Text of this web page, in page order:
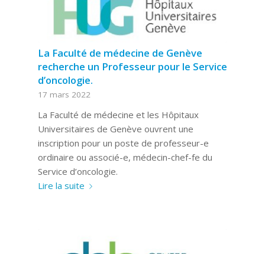
La Faculté de médecine de Genève
recherche un Professeur pour le Service
d’oncologie.
17 mars 2022
La Faculté de médecine et les Hôpitaux
Universitaires de Genève ouvrent une
inscription pour un poste de professeur-e
ordinaire ou associé-e, médecin-chef-fe du
Service d’oncologie.
Lire la suite